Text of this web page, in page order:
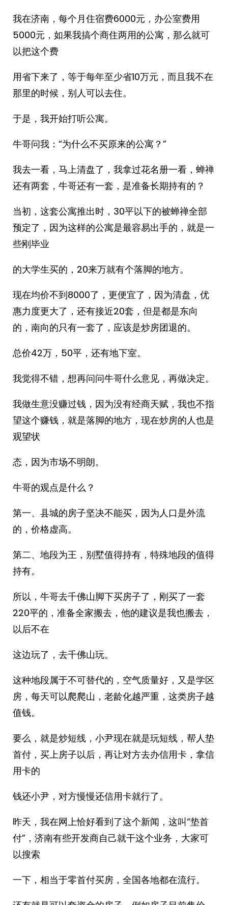
我在济南，每个月住宿费6000元，办公室费用
5000元，如果我搞个商住两用的公寓，那么就可
以把这个费
用省下来了，等于每年至少省10万元，而且我不在
那里的时候，别人可以去住。
于是，我开始打听公寓。
牛哥问我：“为什么不买原来的公寓？”
我去一看，马上清盘了，我拿过花名册一看，蝉禅
还有两套，牛哥还有一套，是准备长期持有的？
当初，这套公寓推出时，30平以下的被蝉禅全部
预定了，因为这样的公寓是最容易出手的，就是一
些刚毕业
的大学生买的，20来万就有个落脚的地方。
现在均价不到8000了，更便宜了，因为清盘，优
惠力度更大了，还有接近20套，但是都是东向
的，南向的只有一套了，应该是炒房团退的。
总价42万，50平，还有地下室。
我觉得不错，想再问问牛哥什么意见，再做决定。
我做生意没赚过钱，因为没有经商天赋，我也不指
望这个赚钱，就是落脚的地方，现在炒房的人也是
观望状
态，因为市场不明朗。
牛哥的观点是什么？
第一、县城的房子坚决不能买，因为人口是外流
的，价格虚高。
第二、地段为王，别墅值得持有，特殊地段的值得
持有。
所以，牛哥去千佛山脚下买房子了，刚买了一套
220平的，准备全家搬去，他的建议是我也搬去，
以后不在
这边玩了，去千佛山玩。
这种地段属于不可替代的，空气质量好，又是学区
房，每天可以爬爬山，老龄化越严重，这类房子越
值钱。
要么，就是炒短线，小尹现在就是玩短线，帮人垫
首付，买上房子以后，再让对方去办信用卡，拿信
用卡的
钱还小尹，对方慢慢还信用卡就行了。
昨天，我在网上恰好看到了这个新闻，这叫“垫首
付”，济南有些开发商自己就干这个业务，大家可
以搜索
一下，相当于零首付买房，全国各地都在流行。